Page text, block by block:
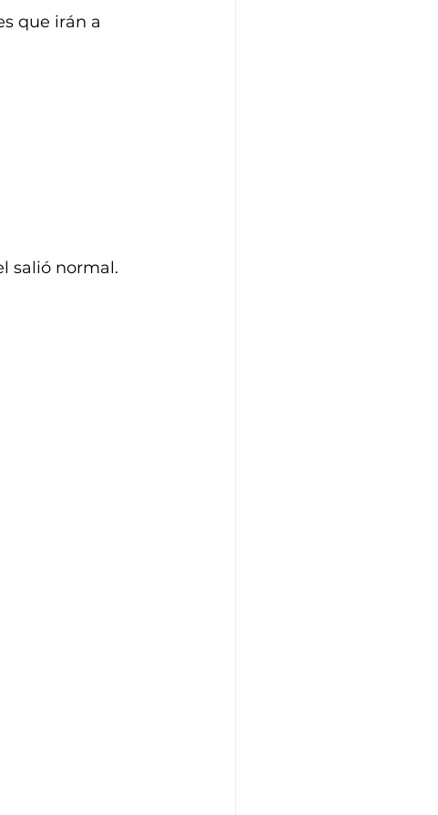
que irán a
salió normal.